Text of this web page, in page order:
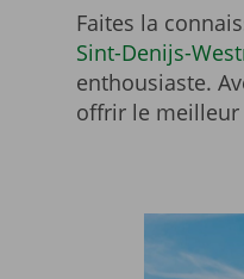
Faites la
Sint-Denijs-
enthousiaste.
offrir le meilleur